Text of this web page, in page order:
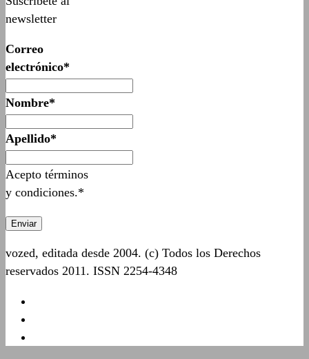
newsletter
Correo
electrónico*
Nombre*
Apellido*
Acepto términos
y condiciones.*
vozed, editada desde 2004. (c) Todos los Derechos
reservados 2011. ISSN 2254-4348